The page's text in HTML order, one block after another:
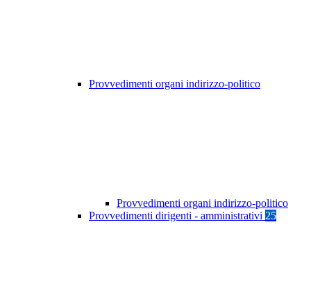
Provvedimenti organi indirizzo-politico
Provvedimenti organi indirizzo-politico
Provvedimenti dirigenti - amministrativi 25